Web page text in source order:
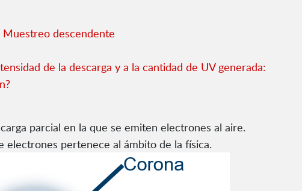
descendente
de la descarga y a la cantidad de UV generada:
parcial en la que se emiten electrones al aire.
electrones pertenece al ámbito de la física.